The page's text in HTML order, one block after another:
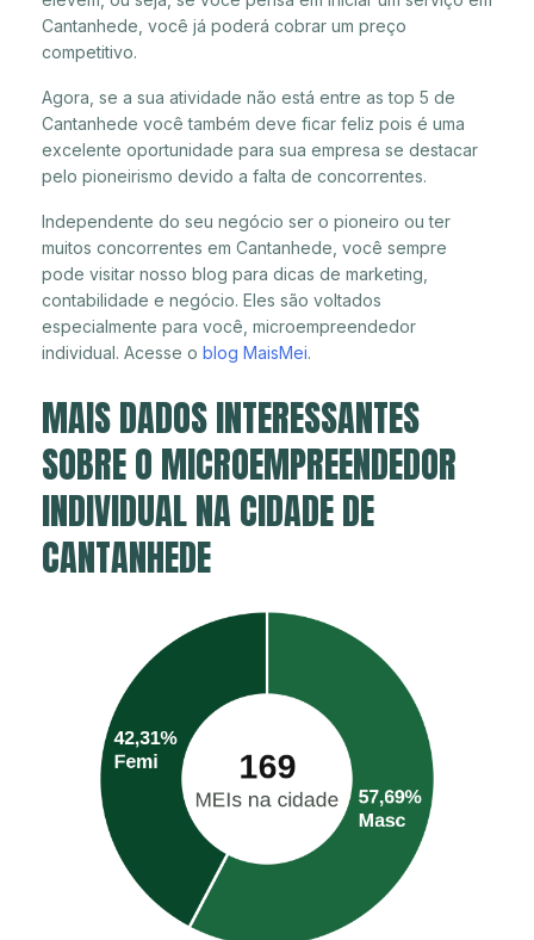
Cantanhede, você já poderá cobrar um preço
competitivo.
Agora, se a sua atividade não está entre as top 5 de
Cantanhede você também deve ficar feliz pois é uma
excelente oportunidade para sua empresa se destacar
pelo pioneirismo devido a falta de concorrentes.
Independente do seu negócio ser o pioneiro ou ter
muitos concorrentes em Cantanhede, você sempre
pode visitar nosso blog para dicas de marketing,
contabilidade e negócio. Eles são voltados
especialmente para você, microempreendedor
individual. Acesse o blog MaisMei.
MAIS DADOS INTERESSANTES
SOBRE O MICROEMPREENDEDOR
INDIVIDUAL NA CIDADE DE
CANTANHEDE